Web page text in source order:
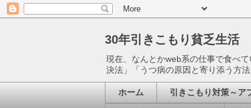
30年引きこもり貧乏生活
現在、なんとかweb系の仕事で食べ
決法」「うつ病の原因と寄り添う方
ホーム 引きこもり対策～ア